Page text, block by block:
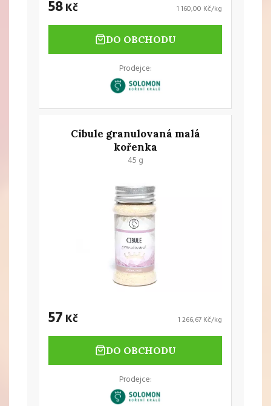
58Kč 1 160,00 Kč/kg
DO OBCHODU
Prodejce:
Cibule granulovaná malá
kořenka
45 g
57Kč 1 266,67 Kč/kg
DO OBCHODU
Prodejce: